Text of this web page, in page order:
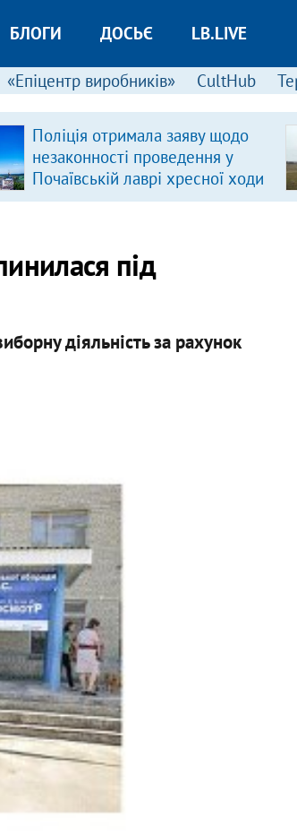
БЛОГИ ДОСЬЄ LB.LIVE
«Епіцентр виробників» CultHub
Поліція отримала заяву щодо
незаконності проведення у
Почаївській лаврі хресної ходи
під
діяльність за рахунок